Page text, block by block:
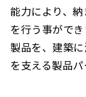
能力により、
を行う事がで
製品を、建築
を支える製品パ